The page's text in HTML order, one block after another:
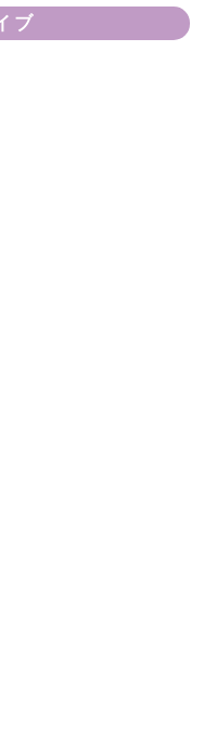
ブ